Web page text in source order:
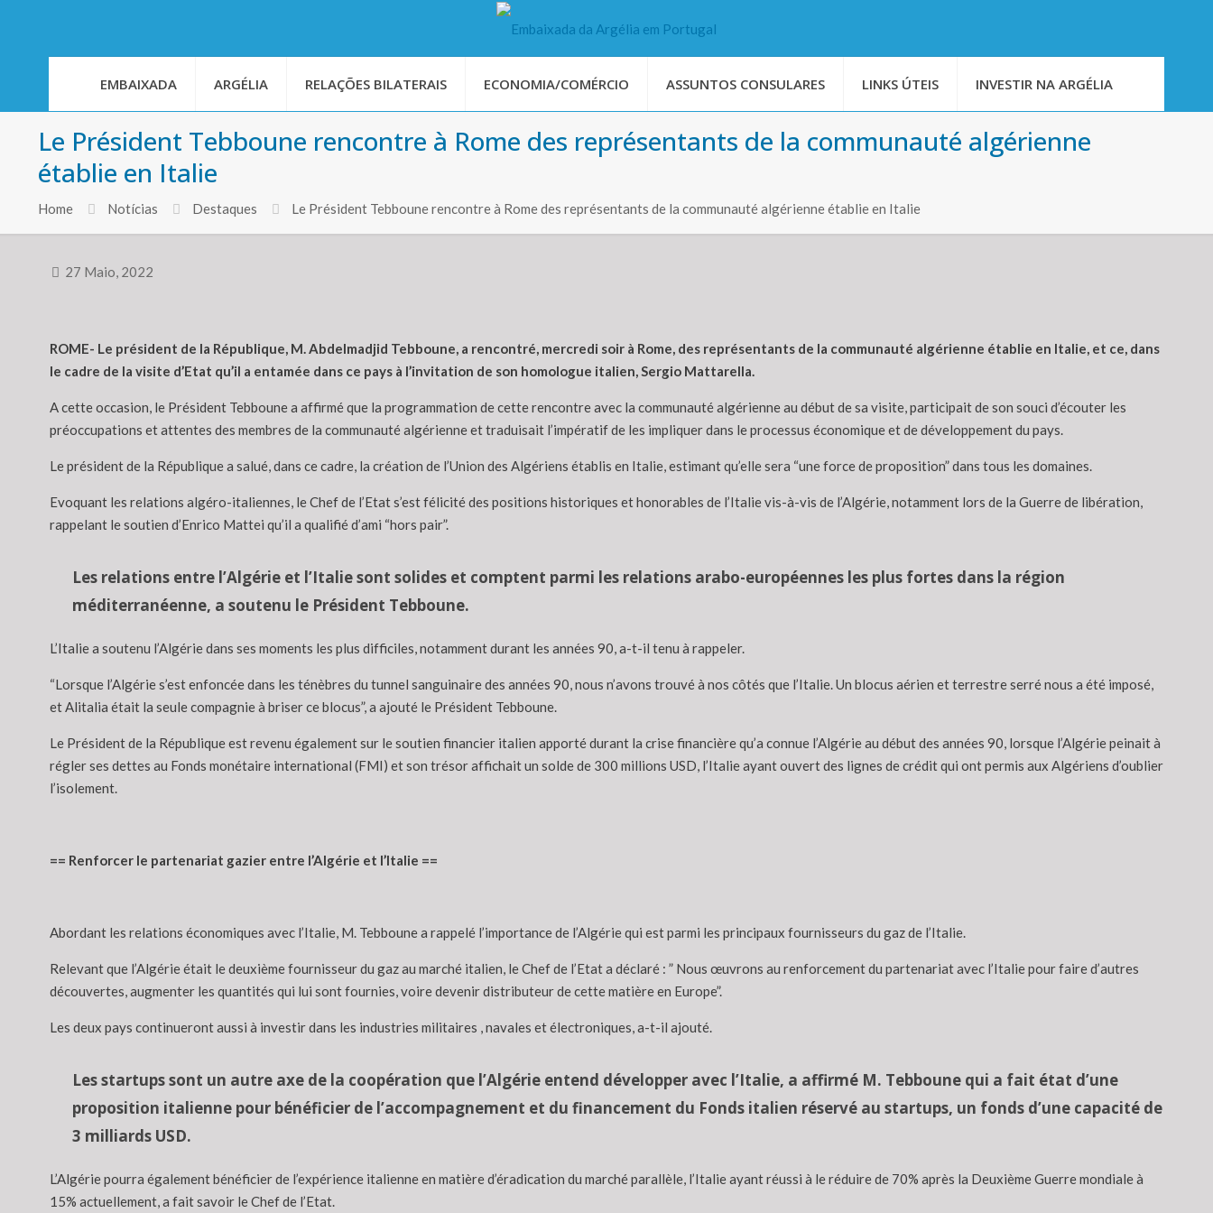
EMBAIXADA ARGÉLIA RELAÇÕES BILATERAIS ECONOMIA/COMÉRCIO ASSUNTOS CONSULARES LINKS ÚTEIS INVESTIR NA ARGÉLIA
Le Président Tebboune rencontre à Rome des représentants de la communauté algérienne
établie en Italie
Home Notícias Destaques Le Président Tebboune rencontre à Rome des représentants de la communauté algérienne établie en Italie
27 Maio, 2022
ROME- Le président de la République, M. Abdelmadjid Tebboune, a rencontré, mercredi soir à Rome, des représentants de la communauté algérienne établie en Italie, et ce, dans
le cadre de la visite d’Etat qu’il a entamée dans ce pays à l’invitation de son homologue italien, Sergio Mattarella.
A cette occasion, le Président Tebboune a affirmé que la programmation de cette rencontre avec la communauté algérienne au début de sa visite, participait de son souci d’écouter les
préoccupations et attentes des membres de la communauté algérienne et traduisait l’impératif de les impliquer dans le processus économique et de développement du pays.
Le président de la République a salué, dans ce cadre, la création de l’Union des Algériens établis en Italie, estimant qu’elle sera “une force de proposition” dans tous les domaines.
Evoquant les relations algéro-italiennes, le Chef de l’Etat s’est félicité des positions historiques et honorables de l’Italie vis-à-vis de l’Algérie, notamment lors de la Guerre de libération,
rappelant le soutien d’Enrico Mattei qu’il a qualifié d’ami “hors pair”.
Les relations entre l’Algérie et l’Italie sont solides et comptent parmi les relations arabo-européennes les plus fortes dans la région
méditerranéenne, a soutenu le Président Tebboune.
L’Italie a soutenu l’Algérie dans ses moments les plus difficiles, notamment durant les années 90, a-t-il tenu à rappeler.
“Lorsque l’Algérie s’est enfoncée dans les ténèbres du tunnel sanguinaire des années 90, nous n’avons trouvé à nos côtés que l’Italie. Un blocus aérien et terrestre serré nous a été imposé,
et Alitalia était la seule compagnie à briser ce blocus”, a ajouté le Président Tebboune.
Le Président de la République est revenu également sur le soutien financier italien apporté durant la crise financière qu’a connue l’Algérie au début des années 90, lorsque l’Algérie peinait à
régler ses dettes au Fonds monétaire international (FMI) et son trésor affichait un solde de 300 millions USD, l’Italie ayant ouvert des lignes de crédit qui ont permis aux Algériens d’oublier
l’isolement.
== Renforcer le partenariat gazier entre l’Algérie et l’Italie ==
Abordant les relations économiques avec l’Italie, M. Tebboune a rappelé l’importance de l’Algérie qui est parmi les principaux fournisseurs du gaz de l’Italie.
Relevant que l’Algérie était le deuxième fournisseur du gaz au marché italien, le Chef de l’Etat a déclaré : ” Nous œuvrons au renforcement du partenariat avec l’Italie pour faire d’autres
découvertes, augmenter les quantités qui lui sont fournies, voire devenir distributeur de cette matière en Europe”.
Les deux pays continueront aussi à investir dans les industries militaires , navales et électroniques, a-t-il ajouté.
Les startups sont un autre axe de la coopération que l’Algérie entend développer avec l’Italie, a affirmé M. Tebboune qui a fait état d’une
proposition italienne pour bénéficier de l’accompagnement et du financement du Fonds italien réservé au startups, un fonds d’une capacité de
3 milliards USD.
L’Algérie pourra également bénéficier de l’expérience italienne en matière d’éradication du marché parallèle, l’Italie ayant réussi à le réduire de 70% après la Deuxième Guerre mondiale à
15% actuellement, a fait savoir le Chef de l’Etat.